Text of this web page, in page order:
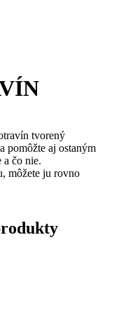
tvorený
pomôžte aj ostaným
a čo nie.
môžete ju rovno